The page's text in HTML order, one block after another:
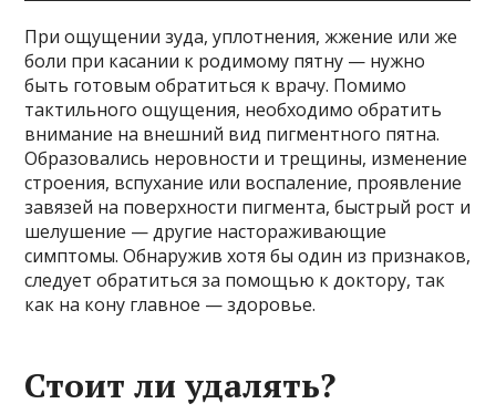
При ощущении зуда, уплотнения, жжение или же
боли при касании к родимому пятну — нужно
быть готовым обратиться к врачу. Помимо
тактильного ощущения, необходимо обратить
внимание на внешний вид пигментного пятна.
Образовались неровности и трещины, изменение
строения, вспухание или воспаление, проявление
завязей на поверхности пигмента, быстрый рост и
шелушение — другие настораживающие
симптомы. Обнаружив хотя бы один из признаков,
следует обратиться за помощью к доктору, так
как на кону главное — здоровье.
Стоит ли удалять?